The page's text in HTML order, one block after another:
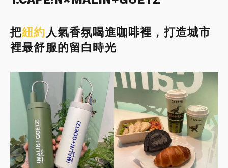
把紐約人氣香氛喝進咖啡裡，打造城市
裡最舒服的留白時光